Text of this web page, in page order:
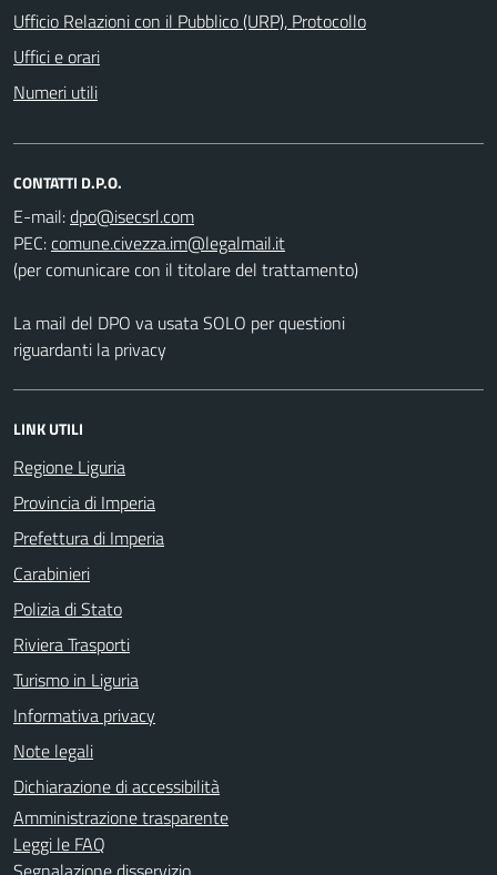
Ufficio Relazioni con il Pubblico (URP), Protocollo
Uffici e orari
Numeri utili
CONTATTI D.P.O.
E-mail:
PEC:
(per comunicare con il titolare del trattamento)
La mail del DPO va usata SOLO per questioni
riguardanti la privacy
LINK UTILI
Regione Liguria
Provincia di Imperia
Prefettura di Imperia
Carabinieri
Polizia di Stato
Riviera Trasporti
Turismo in Liguria
Informativa privacy
Note legali
Dichiarazione di accessibilità
Amministrazione trasparente
Leggi le FAQ